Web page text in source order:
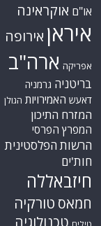
או"ם אוקראינה
איראן אירופה
אפריקה ארה"ב
בריטניה גרמניה
דאעש האמירויות הגולן
המזרח התיכון
המפרץ הפרסי
הרשות הפלסטינית
חות'ים
חיזבאללה
חמאס טורקיה
טכנולוגיה